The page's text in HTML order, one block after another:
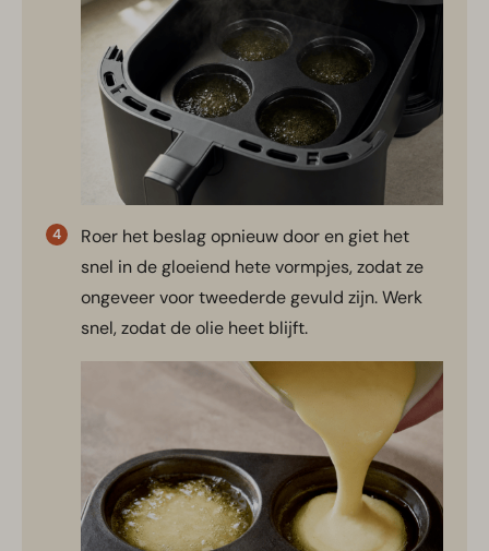
Roer het beslag opnieuw door en giet het
snel in de gloeiend hete vormpjes, zodat ze
ongeveer voor tweederde gevuld zijn. Werk
snel, zodat de olie heet blijft.